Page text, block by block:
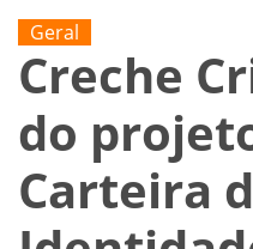
Geral
Creche
do
Carteira